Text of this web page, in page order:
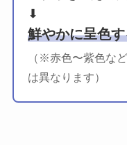
⬇
鮮やかに呈色
（※赤色〜紫色な
は異なります）